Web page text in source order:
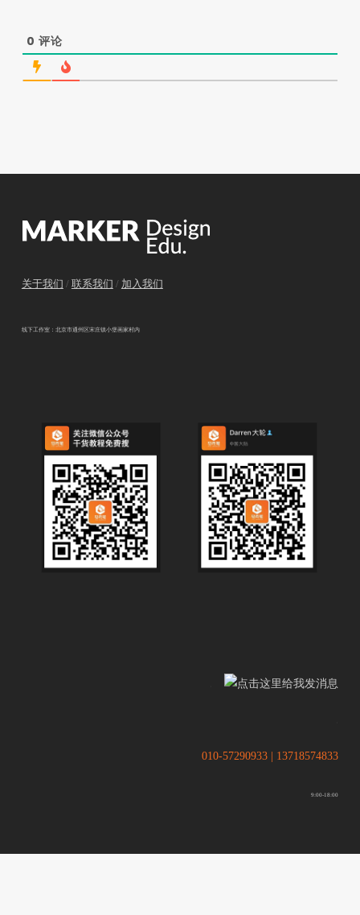
0 评论
关于我们 / 联系我们 / 加入我们
线下工作室：北京市通州区宋庄镇小堡画家村内
010-57290933 | 13718574833
9:00-18:00